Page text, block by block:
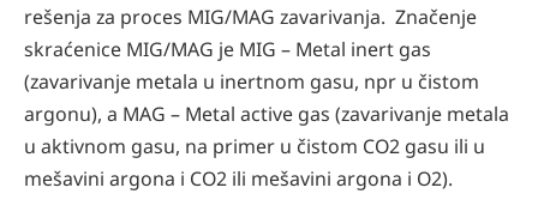
rešenja za proces MIG/MAG zavarivanja. Značenje
skraćenice MIG/MAG je MIG – Metal inert gas
(zavarivanje metala u inertnom gasu, npr u čistom
argonu), a MAG – Metal active gas (zavarivanje metala
u aktivnom gasu, na primer u čistom CO2 gasu ili u
mešavini argona i CO2 ili mešavini argona i O2).